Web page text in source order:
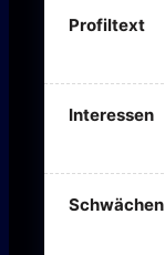
Profiltext
Interessen
Schwächen